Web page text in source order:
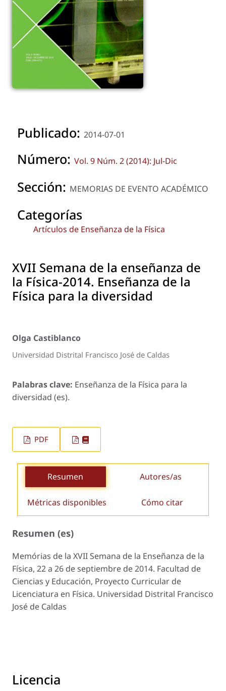
Publicado: 2014-07-01
Número: Vol. 9 Núm. 2 (2014): Jul-Dic
Sección: MEMORIAS DE EVENTO ACADÉMICO
Categorías
Artículos de Enseñanza de la Física
XVII Semana de la enseñanza de
la Física-2014. Enseñanza de la
Física para la diversidad
Olga Castiblanco
Universidad Distrital Francisco José de Caldas
Palabras clave: Enseñanza de la Física para la
diversidad (es).
PDF
Resumen Autores/as
Métricas disponibles Cómo citar
Resumen (es)
Memórias de la XVII Semana de la Enseñanza de la
Física, 22 a 26 de septiembre de 2014. Facultad de
Ciencias y Educación, Proyecto Curricular de
Licenciatura en Física. Universidad Distrital Francisco
José de Caldas
Licencia